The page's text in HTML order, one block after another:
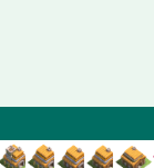
TX8TX7TX6TX5TX4